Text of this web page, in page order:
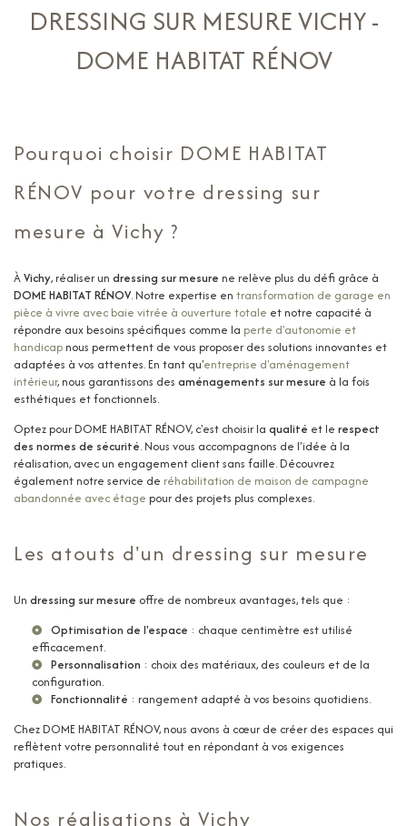
DRESSING SUR MESURE VICHY -
DOME HABITAT RÉNOV
Pourquoi choisir DOME HABITAT
RÉNOV pour votre dressing sur
mesure à Vichy ?
ÀVichy, réaliser un dressing sur mesure ne relève plus du défi grâce à
DOME HABITAT RÉNOV. Notre expertise en transformation de garage en
pièce à vivre avec baie vitrée à ouverture totale et notre capacité à
répondre aux besoins spécifiques comme la perte d'autonomie et
handicap nous permettent de vous proposer des solutions innovantes et
adaptées à vos attentes. En tant qu'entreprise d'aménagement
intérieur, nous garantissons des aménagements sur mesure à la fois
esthétiques et fonctionnels.
Optez pour DOME HABITAT RÉNOV, c'est choisir la qualité et le respect
des normes de sécurité. Nous vous accompagnons de l'idée à la
réalisation, avec un engagement client sans faille. Découvrez
également notre service de réhabilitation de maison de campagne
abandonnée avec étage pour des projets plus complexes.
Les atouts d'un dressing sur mesure
Un dressing sur mesure offre de nombreux avantages, tels que :
Optimisation de l'espace : chaque centimètre est utilisé
efficacement.
Personnalisation : choix des matériaux, des couleurs et de la
configuration.
Fonctionnalité : rangement adapté à vos besoins quotidiens.
Chez DOME HABITAT RÉNOV, nous avons à cœur de créer des espaces qui
reflètent votre personnalité tout en répondant à vos exigences
pratiques.
Nos réalisations à Vichy